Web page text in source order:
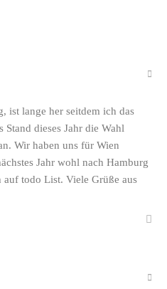
ist lange her seitdem ich das
dieses Jahr die Wahl
Wir haben uns für Wien
Jahr wohl nach Hamburg
auf todo List. Viele Grüße aus